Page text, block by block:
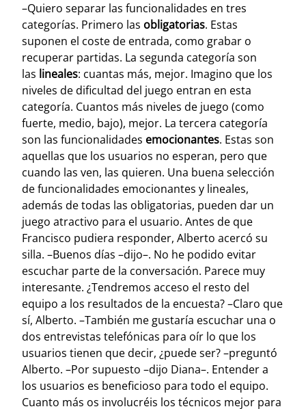
–Quiero separar las funcionalidades en tres
categorías. Primero las obligatorias. Estas
suponen el coste de entrada, como grabar o
recuperar partidas. La segunda categoría son
las lineales: cuantas más, mejor. Imagino que los
niveles de dificultad del juego entran en esta
categoría. Cuantos más niveles de juego (como
fuerte, medio, bajo), mejor. La tercera categoría
son las funcionalidades emocionantes. Estas son
aquellas que los usuarios no esperan, pero que
cuando las ven, las quieren. Una buena selección
de funcionalidades emocionantes y lineales,
además de todas las obligatorias, pueden dar un
juego atractivo para el usuario. Antes de que
Francisco pudiera responder, Alberto acercó su
silla. –Buenos días –dijo–. No he podido evitar
escuchar parte de la conversación. Parece muy
interesante. ¿Tendremos acceso el resto del
equipo a los resultados de la encuesta? –Claro que
sí, Alberto. –También me gustaría escuchar una o
dos entrevistas telefónicas para oír lo que los
usuarios tienen que decir, ¿puede ser? –preguntó
Alberto. –Por supuesto –dijo Diana–. Entender a
los usuarios es beneficioso para todo el equipo.
Cuanto más os involucréis los técnicos mejor para